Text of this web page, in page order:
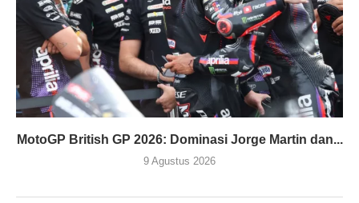
MotoGP British GP 2026: Dominasi Jorge Martin dan...
9 Agustus 2026